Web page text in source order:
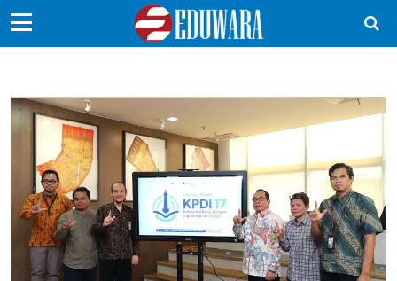
Sekolah Kita
Kampus
Idea
Sains
EduDana